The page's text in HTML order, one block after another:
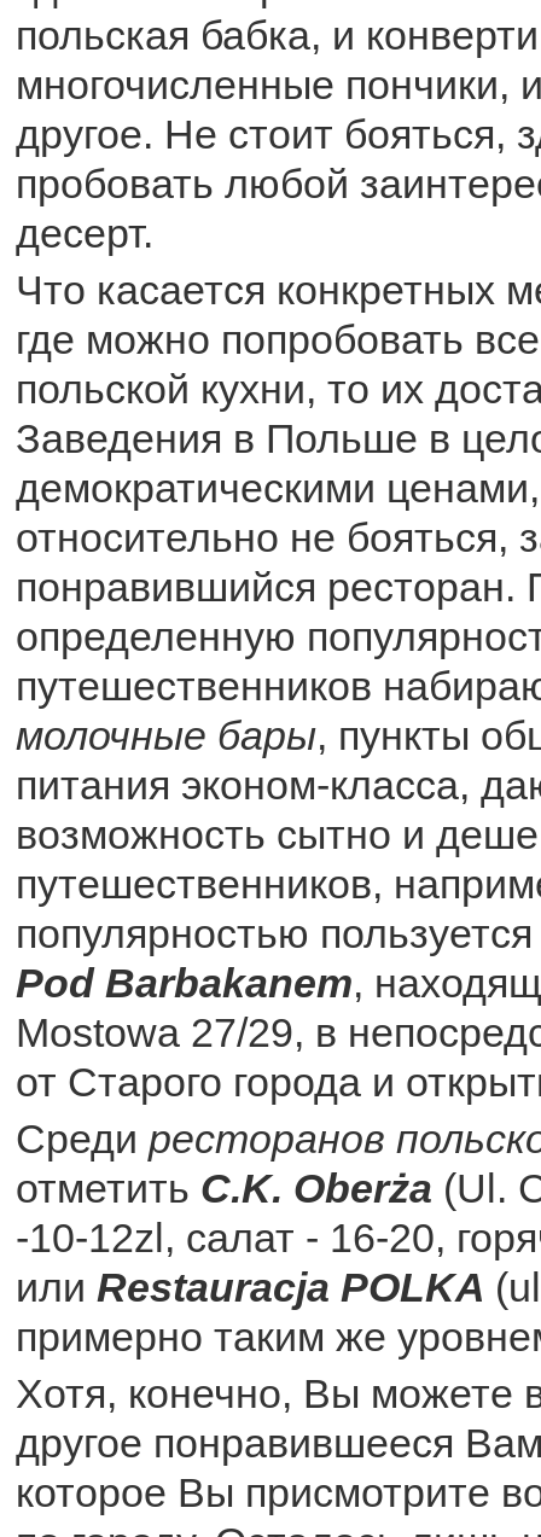
польская бабка, и
многочисленные пончики,
другое. Не стоит бояться,
пробовать любой
десерт.
Что касается конкретных
где можно попробовать
польской кухни, то их
Заведения в Польше в
демократическими
относительно не бояться,
понравившийся ресторан.
определенную
путешественников
молочные бары, пункты
питания эконом-класса,
возможность сытно и
путешественников,
популярностью
Pod Barbakanem,
Mostowa 27/29, в
от Старого города и
Среди ресторанов
отметить C.K. Oberża (Ul.
-10-12zl, салат - 16-20,
или Restauracja POLKA
примерно таким же
Хотя, конечно, Вы можете
другое понравившееся
которое Вы присмотрите